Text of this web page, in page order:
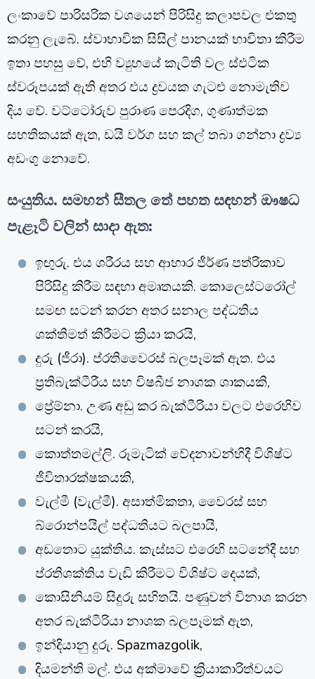
ලංකාවේ පාරිසරික වශයෙන් පිරිසිදු කලාපවල එකතු
කරනු ලැබේ. ස්වාභාවික සිසිල් පානයක් භාවිතා කිරීම
ඉතා පහසු වේ, එහි ව්‍යුහයේ කැටිති වල ස්ඵටික
ස්වරූපයක් ඇති අතර එය ද්‍රවයක ගැටළු නොමැතිව
දිය වේ. වට්ටෝරුව පුරාණ පෙරදිග, ගුණාත්මක
සහතිකයක් ඇත, ඩයි වර්ග සහ කල් තබා ගන්නා ද්‍රව්‍ය
අඩංගු නොවේ.
සංයුතිය. සමහන් සීතල තේ පහත සඳහන් ඖෂධ
පැළෑටි වලින් සාදා ඇත:
ඉඟුරු. එය ශරීරය සහ ආහාර ජීර්ණ පත්රිකාව
පිරිසිදු කිරීම සඳහා අමෘතයකි. කොලෙස්ටරෝල්
සමඟ සටන් කරන අතර සනාල පද්ධතිය
ශක්තිමත් කිරීමට ක්‍රියා කරයි,
දුරු (ජීරා). ප්රතිවෛරස් බලපෑමක් ඇත. එය
ප්‍රතිබැක්ටීරීය සහ විෂබීජ නාශක ශාකයකි,
ප්‍රේම්නා. උණ අඩු කර බැක්ටීරියා වලට එරෙහිව
සටන් කරයි,
කොත්තමල්ලි. රූමැටික් වේදනාවන්හිදී විශිෂ්ට
ජීවිතාරක්ෂකයකි,
වැල්මී (වැල්මී). අසාත්මිකතා, වෛරස් සහ
බ්රොන්පයිල් පද්ධතියට බලපායි,
අඩතොට යුක්තිය. කැස්සට එරෙහි සටනේදී සහ
ප්රතිශක්තිය වැඩි කිරීමට විශිෂ්ට දෙයක්,
කොසිනියම් සිදුරු සහිතයි. පණුවන් විනාශ කරන
අතර බැක්ටීරියා නාශක බලපෑමක් ඇත,
ඉන්දියානු දුරු. Spazmazgolik,
දියමන්ති මල්. එය අක්මාවේ ක්‍රියාකාරිත්වයට